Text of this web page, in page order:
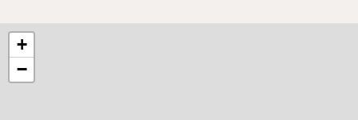
+
−